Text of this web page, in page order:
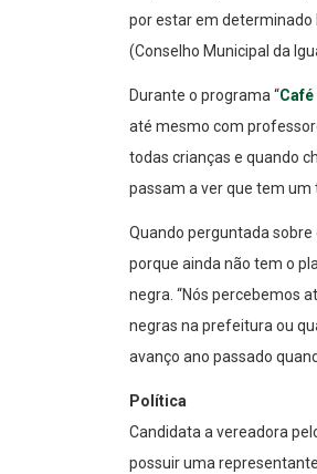
por estar em determinado
(Conselho Municipal da
Durante o programa “
até mesmo com
todas crianças e quando
passam a ver que tem
Quando perguntada
porque ainda não tem o
negra. “Nós percebemos
negras na prefeitura ou
avanço ano passado
Política
Candidata a vereadora
possuir uma